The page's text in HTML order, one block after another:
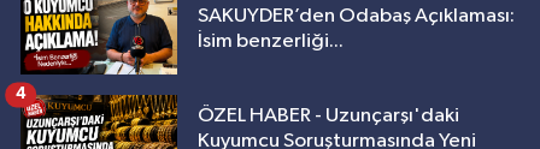
SAKUYDER’den Odabaş Açıklaması:
İsim benzerliği...
ÖZEL HABER - Uzunçarşı'daki
Kuyumcu Soruşturmasında Yeni
4